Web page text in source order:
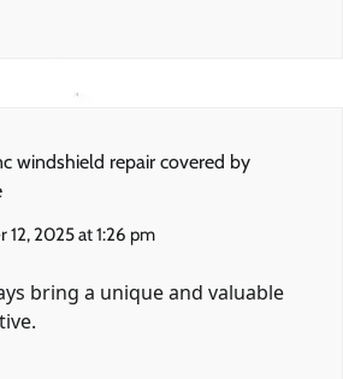
windshield repair covered by
12, 2025 at 1:26 pm
bring a unique and valuable